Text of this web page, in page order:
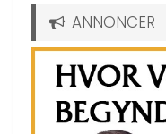
ANNONCER